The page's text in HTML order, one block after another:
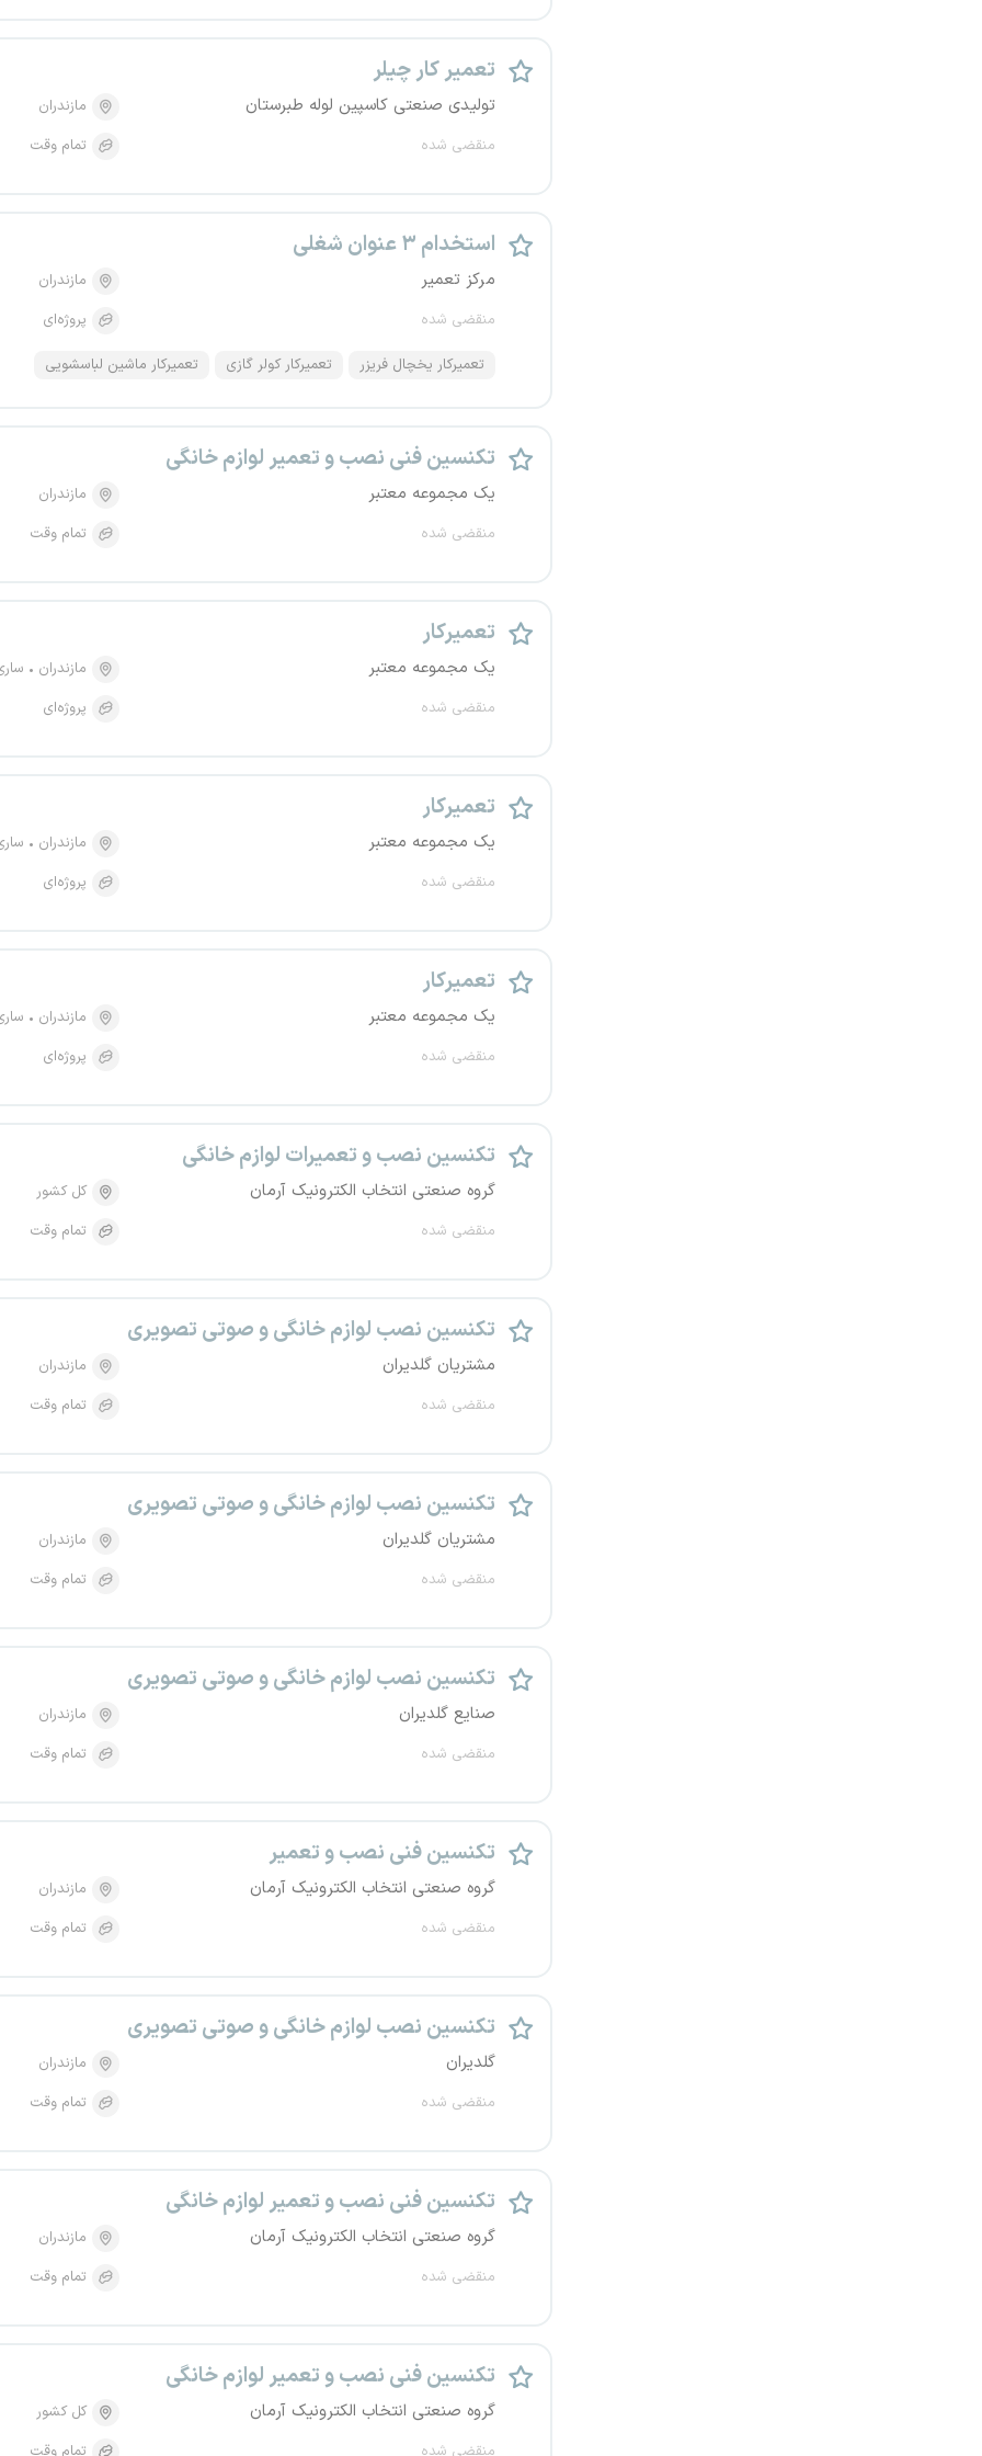
تعمیر کار چیلر
تولیدی صنعتی کاسپین لوله طبرستان
منقضی شده
مازندران
تمام وقت
استخدام ۳ عنوان شغلی
مرکز تعمیر
منقضی شده
مازندران
پروژه‌ای
تعمیرکار یخچال فریزر تعمیرکار کولر گازی تعمیرکار ماشین لباسشویی
تکنسین فنی نصب و تعمیر لوازم خانگی
یک مجموعه معتبر
منقضی شده
مازندران
تمام وقت
تعمیرکار
یک مجموعه معتبر
منقضی شده
مازندران
پروژه‌ای
تعمیرکار
یک مجموعه معتبر
منقضی شده
مازندران
پروژه‌ای
تعمیرکار
یک مجموعه معتبر
منقضی شده
مازندران
پروژه‌ای
تکنسین نصب و تعمیرات لوازم خانگی
گروه صنعتی انتخاب الکترونیک آرمان
منقضی شده
کل کشور
تمام وقت
تکنسین نصب لوازم خانگی و صوتی تصویری
مشتریان گلدیران
منقضی شده
مازندران
تمام وقت
تکنسین نصب لوازم خانگی و صوتی تصویری
مشتریان گلدیران
منقضی شده
مازندران
تمام وقت
تکنسین نصب لوازم خانگی و صوتی تصویری
صنایع گلدیران
منقضی شده
مازندران
تمام وقت
تکنسین فنی نصب و تعمیر
گروه صنعتی انتخاب الکترونیک آرمان
منقضی شده
مازندران
تمام وقت
تکنسین نصب لوازم خانگی و صوتی تصویری
گلدیران
منقضی شده
مازندران
تمام وقت
تکنسین فنی نصب و تعمیر لوازم خانگی
گروه صنعتی انتخاب الکترونیک آرمان
منقضی شده
مازندران
تمام وقت
تکنسین فنی نصب و تعمیر لوازم خانگی
گروه صنعتی انتخاب الکترونیک آرمان
منقضی شده
کل کشور
تمام وقت